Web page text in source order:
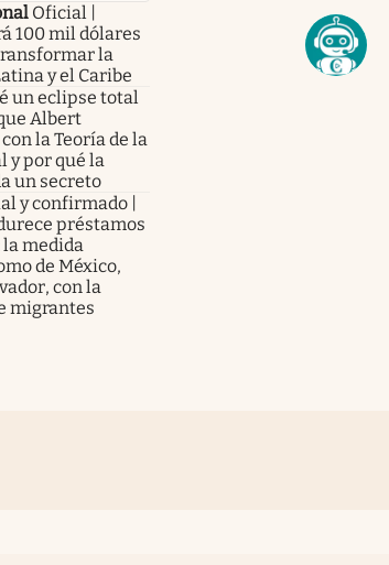
Oficial |
100 mil dólares
la
y el Caribe
un eclipse total
Albert
la Teoría de la
y por qué la
un secreto
y confirmado |
préstamos
medida
de México,
con la
migrantes